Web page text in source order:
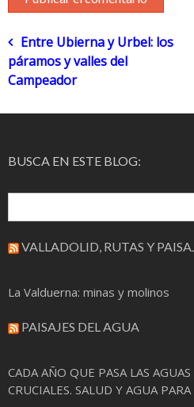
Navegación
de
entradas
Entre Ubierna y Urbel: los
páramos y valles del
Campeador
BUSCA EN ESTE BLOG:
VALLADOLID, RUTAS Y
La Valduerna: minas y molinos
PAISAJES DEL AGUA
CADA AÑO QUE PASA LAS
CRUCIALES. SALUD Y AGUA